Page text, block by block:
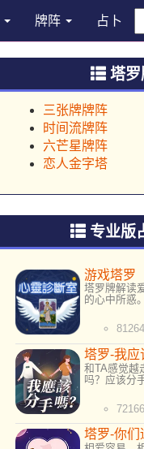
牌阵 占卜
塔罗
三张牌牌阵
时间流牌阵
六芒星牌阵
恋人金字塔
专业版
游戏塔罗
塔罗牌解读
的心中所惑。
塔罗-我应
和TA感觉越
吗？应该分
塔罗-你们